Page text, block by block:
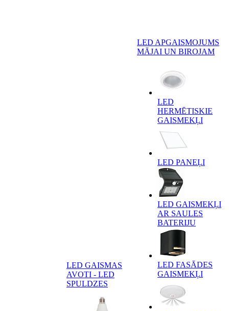
LED GAISMAS
AVOTI - LED
SPULDZES
LED APGAISMOJUMS
MĀJAI UN BIROJAM
LED
HERMĒTISKIE
GAISMEKĻI
LED PANEĻI
LED GAISMEKĻI
AR SAULES
BATERIJU
LED FASĀDES
GAISMEKĻI